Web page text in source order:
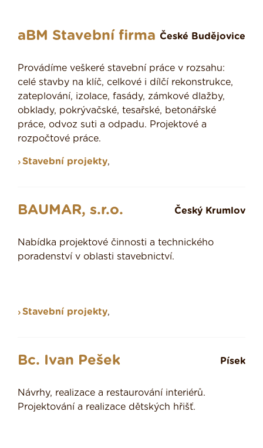
aBM Stavební firma České Budějovice
Provádíme veškeré stavební práce v rozsahu:
celé stavby na klíč, celkové i dílčí rekonstrukce,
zateplování, izolace, fasády, zámkové dlažby,
obklady, pokrývačské, tesařské, betonářské
práce, odvoz suti a odpadu. Projektové a
rozpočtové práce.
Stavební projekty,
BAUMAR, s.r.o. Český Krumlov
Nabídka projektové činnosti a technického
poradenství v oblasti stavebnictví.
Stavební projekty,
Bc. Ivan Pešek Písek
Návrhy, realizace a restaurování interiérů.
Projektování a realizace dětských hřišť.